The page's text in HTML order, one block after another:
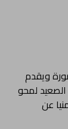
ويقدم
لمحو
عن